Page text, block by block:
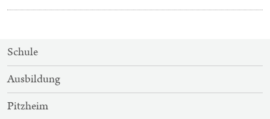
SITEMAP-
NAVIGATION
Schule
Ausbildung
Pitzheim